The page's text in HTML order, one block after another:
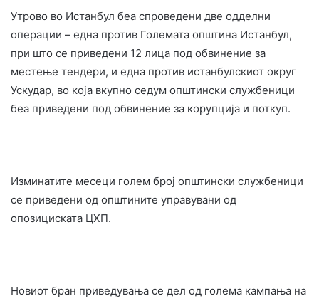
Утрово во Истанбул беа спроведени две одделни
операции – една против Големата општина Истанбул,
при што се приведени 12 лица под обвинение за
местење тендери, и една против истанбулскиот округ
Ускудар, во која вкупно седум општински службеници
беа приведени под обвинение за корупција и поткуп.
Изминатите месеци голем број општински службеници
се приведени од општините управувани од
опозициската ЦХП.
Новиот бран приведувања се дел од голема кампања на